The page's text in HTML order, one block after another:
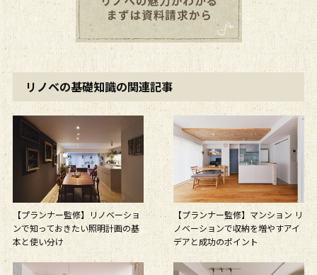
リノベの基礎知識の関連記事
【プランナー監修】リノベーショ
ンで知っておきたい照明計画の基
本と使い分け
【プランナー監修】マンション リ
ノベーションで収納を増やすアイ
デアと成功のポイント